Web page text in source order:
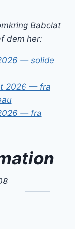
Babolat
dem her:
— solide
2026 — fra
— fra